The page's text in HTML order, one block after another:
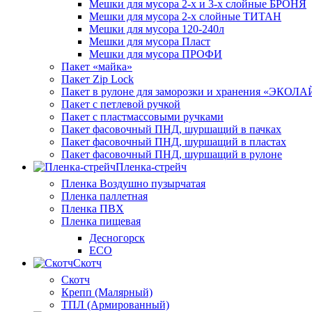
Мешки для мусора 2-х и 3-х слойные БРОНЯ
Мешки для мусора 2-х слойные ТИТАН
Мешки для мусора 120-240л
Мешки для мусора Пласт
Мешки для мусора ПРОФИ
Пакет «майка»
Пакет Zip Lock
Пакет в рулоне для заморозки и хранения
Пакет с петлевой ручкой
Пакет с пластмассовыми ручками
Пакет фасовочный ПНД, шуршащий в пачках
Пакет фасовочный ПНД, шуршащий в пластах
Пакет фасовочный ПНД, шуршащий в рулоне
Пленка-стрейч
Пленка Воздушно пузырчатая
Пленка паллетная
Пленка ПВХ
Пленка пищевая
Десногорск
ECO
Скотч
Скотч
Крепп (Малярный)
ТПЛ (Армированный)